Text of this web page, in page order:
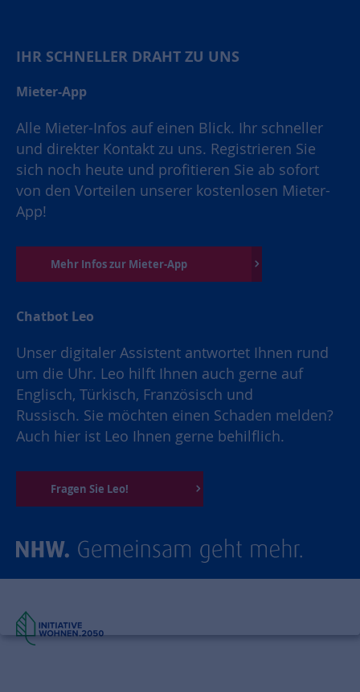
IHR SCHNELLER DRAHT ZU UNS
Mieter-App
Alle Mieter-Infos auf einen Blick. Ihr schneller
und direkter Kontakt zu uns. Registrieren Sie
sich noch heute und profitieren Sie ab sofort
von den Vorteilen unserer kostenlosen Mieter-
App!
Mehr Infos zur Mieter-App
Chatbot Leo
Unser digitaler Assistent antwortet Ihnen rund
um die Uhr. Leo hilft Ihnen auch gerne auf
Englisch, Türkisch, Französisch und
Russisch. Sie möchten einen Schaden melden?
Auch hier ist Leo Ihnen gerne behilflich.
Fragen Sie Leo!